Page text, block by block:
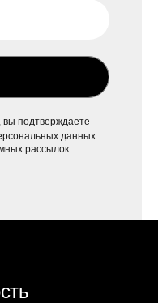
вы подтверждаете
данных
рассылок